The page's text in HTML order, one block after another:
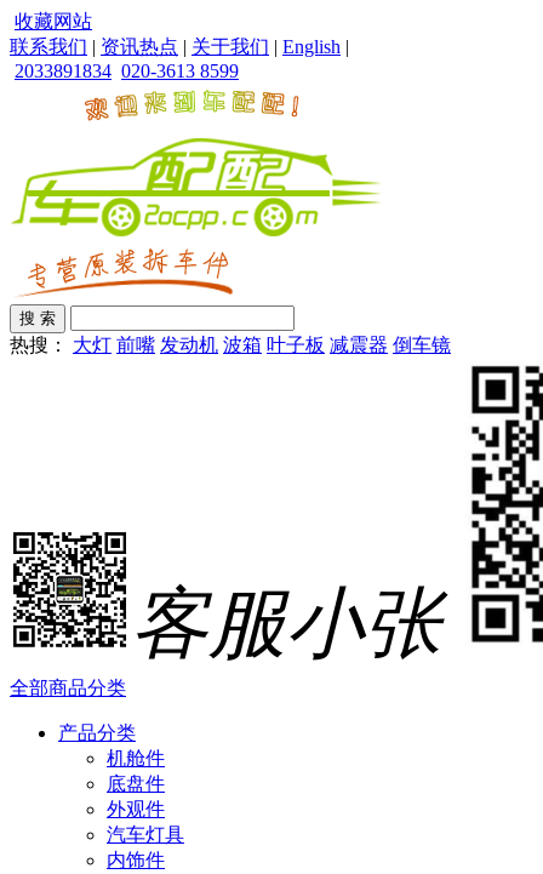
收藏网站
联系我们 | 资讯热点 | 关于我们 | English |
2033891834 020-3613 8599
热搜： 大灯 前嘴 发动机 波箱 叶子板 减震器 倒车镜
客服小张
全部商品分类
产品分类
机舱件
底盘件
外观件
汽车灯具
内饰件